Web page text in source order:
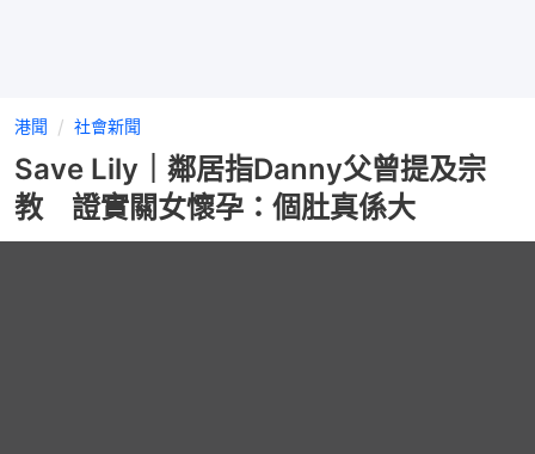
港聞 社會新聞
Save Lily｜鄰居指Danny父曾提及宗
教 證實關女懷孕：個肚真係大